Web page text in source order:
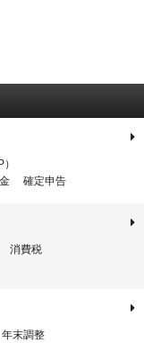
確定申告
消費税
年末調整